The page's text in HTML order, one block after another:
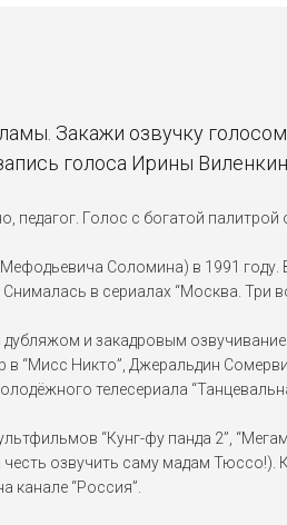
Закажи озвучку
голоса Ирины
педагог. Голос с богатой палитрой
Соломина) в 1991 году.
в сериалах “Москва. Три
дубляжом и закадровым
“Мисс Никто”, Джеральдин
телесериала
“Кунг-фу панда 2”,
озвучить саму мадам Тюссо!).
канале “Россия”.